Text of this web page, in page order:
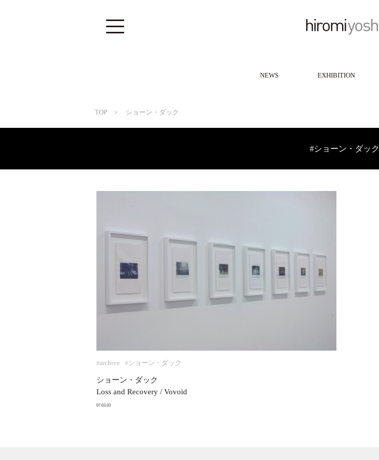
NEWS EXHIBITION
TOP> ショーン・ダック
#ショーン・ダック
#archive #ショーン・ダック
ショーン・ダック
Loss and Recovery / Vovoid
07.03.03